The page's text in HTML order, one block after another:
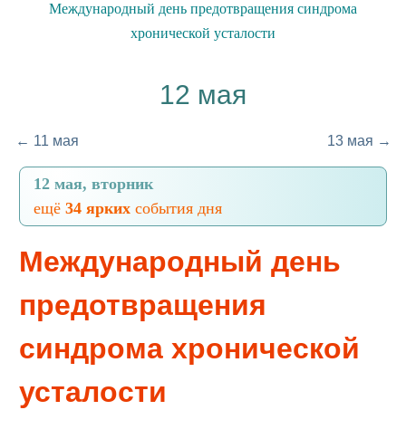
Международный день предотвращения синдрома
хронической усталости
12 мая
← 11 мая 13 мая →
12 мая, вторник
ещё 34 ярких события дня
Международный день
предотвращения
синдрома хронической
усталости